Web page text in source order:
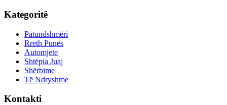
Kategoritë
Patundshmëri
Rreth Punës
Automjete
Shtëpia Juaj
Shërbime
Të Ndryshme
Kontakti